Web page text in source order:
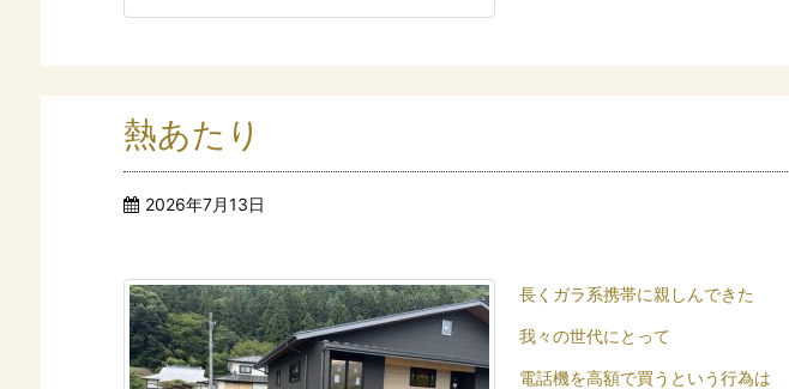
熱あたり
2026年7月13日
長くガラ系携帯に親しんできた
我々の世代にとって
電話機を高額で買うという行為は